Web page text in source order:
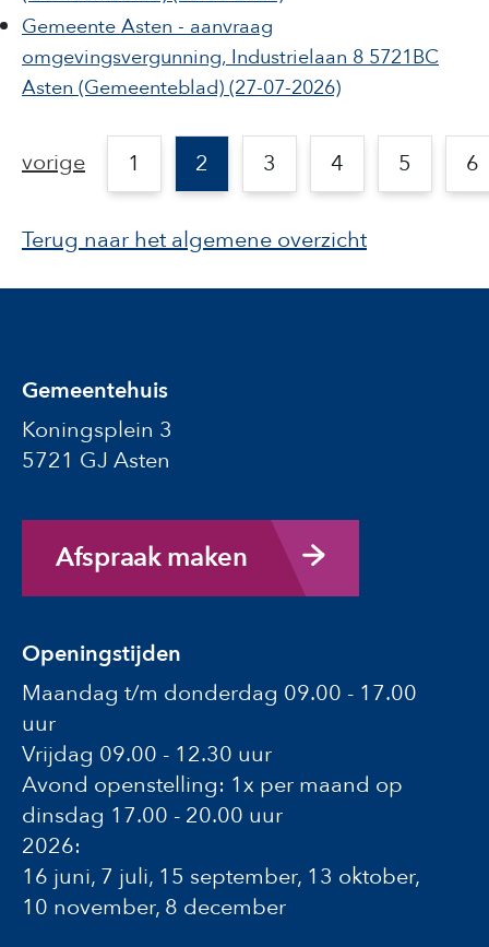
Gemeente Asten - aanvraag
omgevingsvergunning, Industrielaan 8 5721BC
Asten (Gemeenteblad) (27-07-2026)
vorige 1 2 3 4 5 6
Terug naar het algemene overzicht
Gemeentehuis
Koningsplein 3
5721 GJ Asten
Afspraak maken
Openingstijden
Maandag t/m donderdag 09.00 - 17.00
uur
Vrijdag 09.00 - 12.30 uur
Avond openstelling: 1x per maand op
dinsdag 17.00 - 20.00 uur
2026:
16 juni, 7 juli, 15 september, 13 oktober,
10 november, 8 december